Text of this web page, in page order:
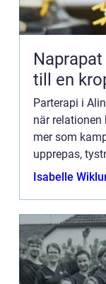
Naprapat i
till en
Parterapi i
när relationen
mer som
upprepas,
Isabelle